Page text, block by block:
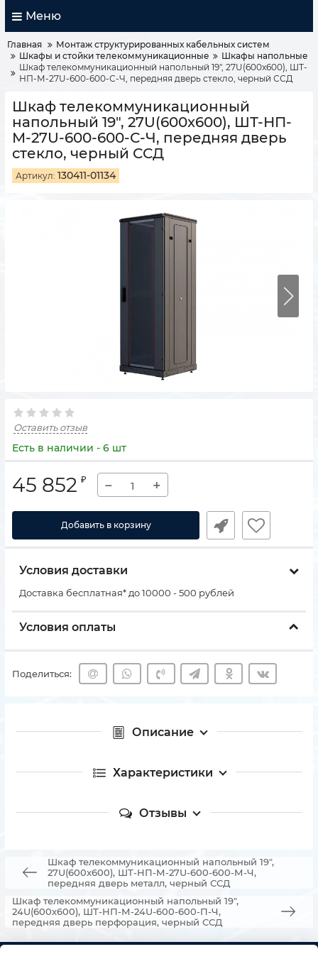
Меню
Главная
Монтаж структурированных кабельных систем
Шкафы и стойки телекоммуникационные
Шкафы напольные
Шкаф телекоммуникационный напольный 19", 27U(600x600), ШТ-
НП-М-27U-600-600-С-Ч, передняя дверь стекло, черный ССД
Шкаф телекоммуникационный
напольный 19", 27U(600x600), ШТ-НП-
М-27U-600-600-С-Ч, передняя дверь
стекло, черный ССД
Артикул: 130411-01134
Оставить отзыв
Есть в наличии - 6 шт
45 852 ₽ − +
Добавить в корзину
Условия доставки
Доставка бесплатная* до 10000 - 500 рублей
Условия оплаты
Поделиться:
Описание
Характеристики
Отзывы
Шкаф телекоммуникационный напольный 19",
27U(600x600), ШТ-НП-М-27U-600-600-М-Ч,
передняя дверь металл, черный ССД
Шкаф телекоммуникационный напольный 19",
24U(600x600), ШТ-НП-М-24U-600-600-П-Ч,
передняя дверь перфорация, черный ССД